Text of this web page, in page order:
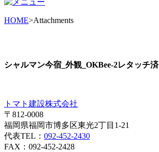
HOME>Attachments
シャルマン今宿_外観_OKBee-2レタッチ済
トマト建設株式会社
〒812-0008
福岡県福岡市博多区東光2丁目1-21
代表TEL： 092-452-2430
FAX：092-452-2428